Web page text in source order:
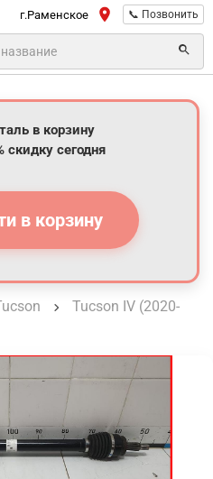
г.Раменское 📞 Позвонить
в корзину
скидку сегодня
в корзину
Tucson IV (2020-